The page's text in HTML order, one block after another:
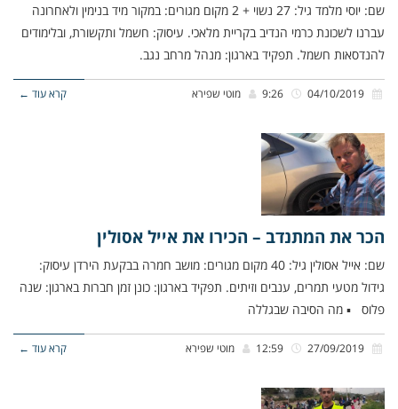
שם: יוסי מלמד גיל: 27 נשוי + 2 מקום מגורים: במקור מיד בנימין ולאחרונה
עברנו לשכונת כרמי הנדיב בקריית מלאכי. עיסוק: חשמל ותקשורת, ובלימודים
להנדסאות חשמל. תפקיד בארגון: מנהל מרחב נגב.
מוטי שפירא קרא עוד ←
הכר את המתנדב – הכירו את אייל אסולין
שם: אייל אסולין גיל: 40 מקום מגורים: מושב חמרה בבקעת הירדן עיסוק:
גידול מטעי תמרים, ענבים וזיתים. תפקיד בארגון: כונן זמן חברות בארגון: שנה
פלוס ▪ מה הסיבה שבגללה
מוטי שפירא קרא עוד ←